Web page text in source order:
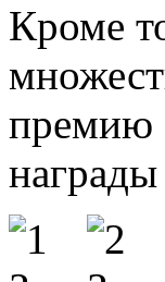
Кроме
премию
награды